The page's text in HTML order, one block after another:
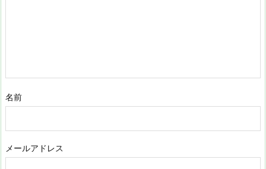
名前
メールアドレス